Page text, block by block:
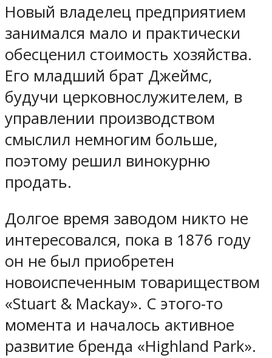
Новый владелец предприятием
занимался мало и практически
обесценил стоимость хозяйства.
Его младший брат Джеймс,
будучи церковнослужителем, в
управлении производством
смыслил немногим больше,
поэтому решил винокурню
продать.
Долгое время заводом никто не
интересовался, пока в 1876 году
он не был приобретен
новоиспеченным товариществом
«Stuart & Mackay». С этого-то
момента и началось активное
развитие бренда «Highland Park».